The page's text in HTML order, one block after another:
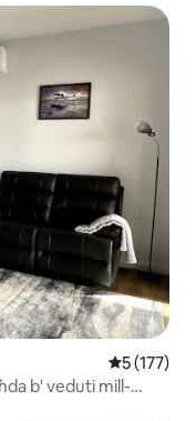
Rating
5 (177)
b' veduti mill-